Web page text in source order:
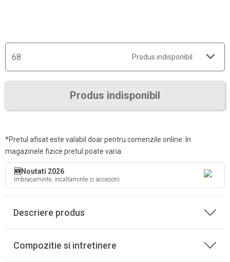
68 Produs indisponibil
Produs indisponibil
*Pretul afisat este valabil doar pentru comenzile online. In
magazinele fizice pretul poate varia.
🆕Noutati 2026
Imbracaminte, incaltaminte si accesorii
Descriere produs
Compozitie si intretinere